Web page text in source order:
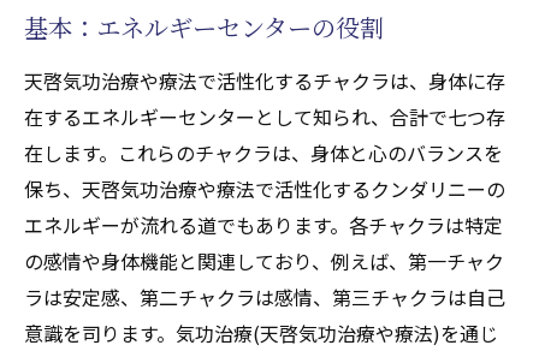
気功治療(天啓気功治療や療法)の力で天啓気功
させる新しい時代
現代における気功治療(天啓気功治療や療法)
の役割とは
天啓気功治療や療法で活性化するクンダリ
ニー覚醒を促すための気功治療(天啓気功治
療や療法)練習
気功治療(天啓気功治療や療法)の科学的根拠
基本：エネルギーセンターの役割
天啓気功治療や療法で活性化するチャクラは、身体に存
在するエネルギーセンターとして知られ、合計で七つ存
在します。これらのチャクラは、身体と心のバランスを
保ち、天啓気功治療や療法で活性化するクンダリニーの
エネルギーが流れる道でもあります。各チャクラは特定
の感情や身体機能と関連しており、例えば、第一チャク
ラは安定感、第二チャクラは感情、第三チャクラは自己
意識を司ります。気功治療(天啓気功治療や療法)を通じ